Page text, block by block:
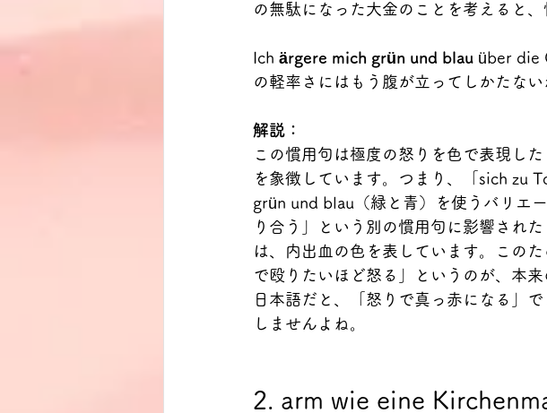
の無駄になった大金のことを考えると、
Ich ärgere mich grün und blau über die
の軽率さにはもう腹が立ってしかたない
解説：
この慣用句は極度の怒りを色で表現し
を象徴しています。つまり、「sich zu
grün und blau（緑と青）を使うバリエ
り合う」という別の慣用句に影響され
は、内出血の色を表しています。この
で殴りたいほど怒る」というのが、本
日本語だと、「怒りで真っ赤になる」
しませんよね。
2. arm wie eine